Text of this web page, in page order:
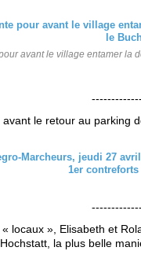
avant le village entamer la
le retour au parking
locaux », Elisabeth et
la plus belle